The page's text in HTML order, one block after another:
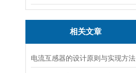
相关文章
电流互感器的设计原则与实现方法